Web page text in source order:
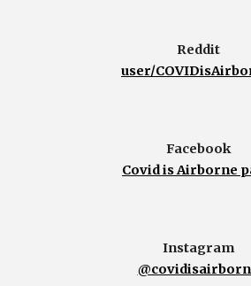
Reddit
user/
Facebook
Covid is Airborne
Instagram